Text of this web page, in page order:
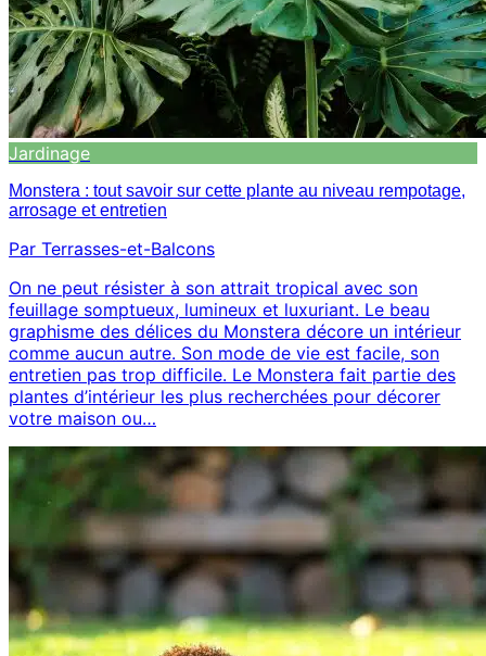
Jardinage
Monstera : tout savoir sur cette plante au niveau rempotage,
arrosage et entretien
Par Terrasses-et-Balcons
On ne peut résister à son attrait tropical avec son
feuillage somptueux, lumineux et luxuriant. Le beau
graphisme des délices du Monstera décore un intérieur
comme aucun autre. Son mode de vie est facile, son
entretien pas trop difficile. Le Monstera fait partie des
plantes d’intérieur les plus recherchées pour décorer
votre maison ou…